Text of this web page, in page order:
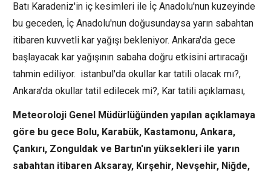
Batı Karadeniz'in iç kesimleri ile İç Anadolu'nun kuzeyinde
bu geceden, İç Anadolu'nun doğusundaysa yarın sabahtan
itibaren kuvvetli kar yağışı bekleniyor. Ankara'da gece
başlayacak kar yağışının sabaha doğru etkisini artıracağı
tahmin ediliyor. istanbul'da okullar kar tatili olacak mı?,
Ankara'da okullar tatil edilecek mi?, Kar tatili açıklaması,
Meteoroloji Genel Müdürlüğünden yapılan açıklamaya
göre bu gece Bolu, Karabük, Kastamonu, Ankara,
Çankırı, Zonguldak ve Bartın'ın yüksekleri ile yarın
sabahtan itibaren Aksaray, Kırşehir, Nevşehir, Niğde,